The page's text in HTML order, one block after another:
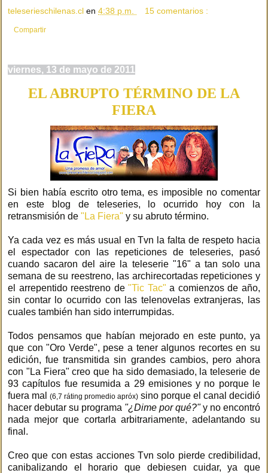
teleserieschilenas.cl en 4:38 p.m. 15 comentarios :
Compartir
viernes, 13 de mayo de 2011
EL ABRUPTO TÉRMINO DE LA
FIERA
Si bien había escrito otro tema, es imposible no comentar
en este blog de teleseries, lo ocurrido hoy con la
retransmisión de "La Fiera" y su abruto término.
Ya cada vez es más usual en Tvn la falta de respeto hacia
el espectador con las repeticiones de teleseries, pasó
cuando sacaron del aire la teleserie "16" a tan solo una
semana de su reestreno, las archirecortadas repeticiones y
el arrepentido reestreno de"Tic Tac" a comienzos de año,
sin contar lo ocurrido con las telenovelas extranjeras, las
cuales también han sido interrumpidas.
Todos pensamos que habían mejorado en este punto, ya
que con "Oro Verde", pese a tener algunos recortes en su
edición, fue transmitida sin grandes cambios, pero ahora
con "La Fiera" creo que ha sido demasiado, la teleserie de
93 capítulos fue resumida a 29 emisiones y no porque le
fuera mal
(6,7 ráting promedio apróx) sino porque el canal decidió
hacer debutar su programa "¿Dime por qué?"y no encontró
nada mejor que cortarla arbitrariamente, adelantando su
final.
Creo que con estas acciones Tvn solo pierde credibilidad,
canibalizando el horario que debiesen cuidar, ya que